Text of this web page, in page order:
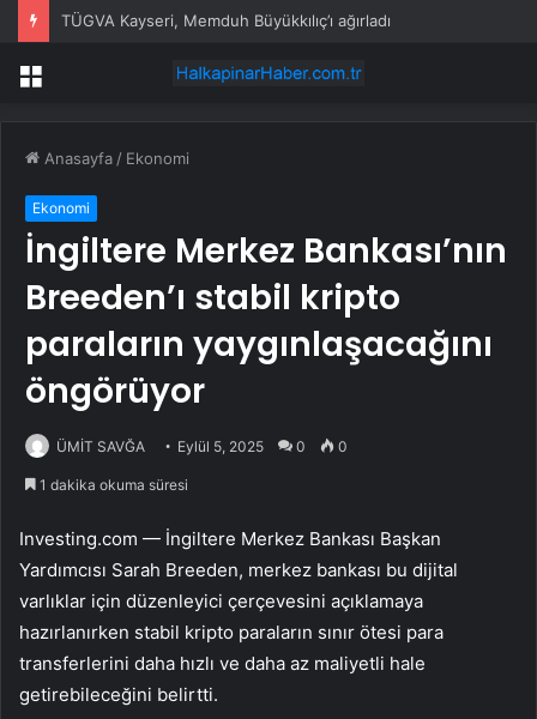
TÜGVA Kayseri, Memduh Büyükkılıç’ı ağırladı
Menü
Anasayfa / Ekonomi
Ekonomi
İngiltere Merkez Bankası’nın
Breeden’ı stabil kripto
paraların yaygınlaşacağını
öngörüyor
ÜMİT SAVĞA Eylül 5, 2025 0 0
1 dakika okuma süresi
Investing.com — İngiltere Merkez Bankası Başkan
Yardımcısı Sarah Breeden, merkez bankası bu dijital
varlıklar için düzenleyici çerçevesini açıklamaya
hazırlanırken stabil kripto paraların sınır ötesi para
transferlerini daha hızlı ve daha az maliyetli hale
getirebileceğini belirtti.